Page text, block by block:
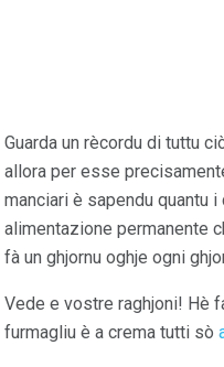
Guarda un rècordu di tuttu
allora per esse
manciari è sapendu quantu
alimentazione permanente
fà un ghjornu oghje ogni
Vede e vostre raghjoni! Hè
furmagliu è a crema tutti sò